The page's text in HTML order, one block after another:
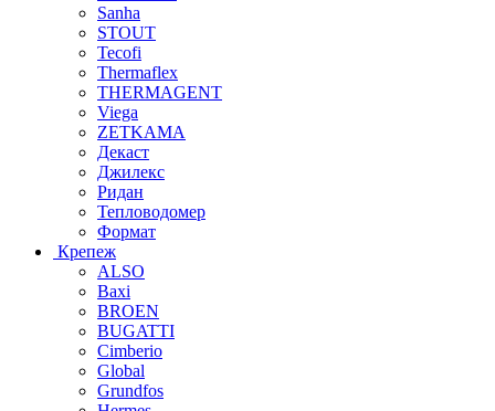
Sanha
STOUT
Tecofi
Thermaflex
THERMAGENT
Viega
ZETKAMA
Декаст
Джилекс
Ридан
Тепловодомер
Формат
Крепеж
ALSO
Baxi
BROEN
BUGATTI
Cimberio
Global
Grundfos